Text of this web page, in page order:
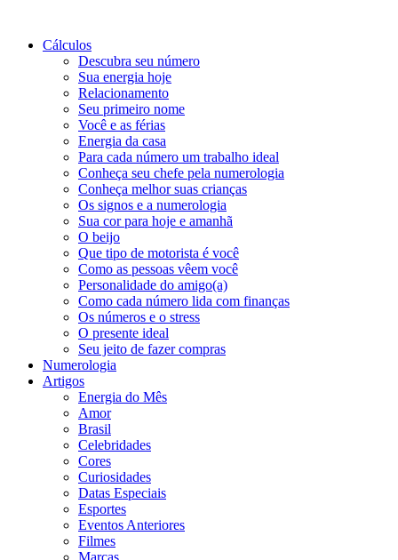
Cálculos
Descubra seu número
Sua energia hoje
Relacionamento
Seu primeiro nome
Você e as férias
Energia da casa
Para cada número um trabalho ideal
Conheça seu chefe pela numerologia
Conheça melhor suas crianças
Os signos e a numerologia
Sua cor para hoje e amanhã
O beijo
Que tipo de motorista é você
Como as pessoas vêem você
Personalidade do amigo(a)
Como cada número lida com finanças
Os números e o stress
O presente ideal
Seu jeito de fazer compras
Numerologia
Artigos
Energia do Mês
Amor
Brasil
Celebridades
Cores
Curiosidades
Datas Especiais
Esportes
Eventos Anteriores
Filmes
Marcas